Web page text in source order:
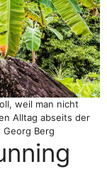
weil man nicht
Alltag abseits der
Berg